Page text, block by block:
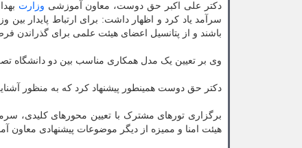
دکتر علی اکبر حق دوست، معاون آموزشی وزارت
سرآمد یاد کرد و اظهار داشت: برای ارتباط پایدار بین
باشند و از پتانسیل اعضای هیئت علمی برای گذراندن
وی بر تعیین یک مدل همکاری مناسب بین دو دانشگاه
دکتر حق دوست همینطور پیشنهاد کرد که به منظور
برگزاری تورهای مشترک با تعیین محورهای کلیدی،
هیئت امنا و ممیزه از دیگر موضوعات پیشنهادی